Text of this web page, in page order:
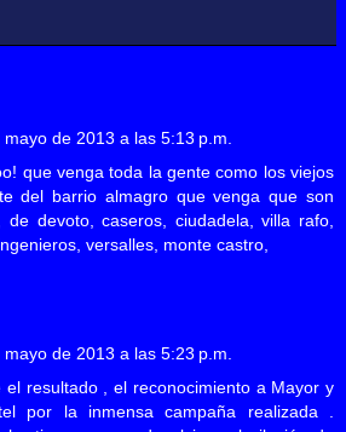
mayo de 2013 a las 5:13 p.m.
que venga toda la gente como los viejos
del barrio almagro que venga que son
de devoto, caseros, ciudadela, villa rafo,
versalles, monte castro,
mayo de 2013 a las 5:23 p.m.
el resultado , el reconocimiento a Mayor y
por la inmensa campaña realizada .